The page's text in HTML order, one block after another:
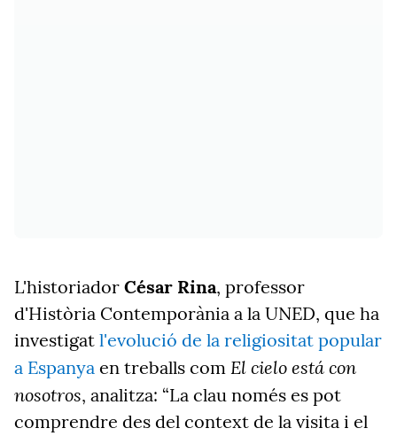
L'historiador César Rina, professor
d'Història Contemporània a la UNED, que ha
investigat l'evolució de la religiositat popular
a Espanya en treballs com El cielo está con
nosotros, analitza: “La clau només es pot
comprendre des del context de la visita i el